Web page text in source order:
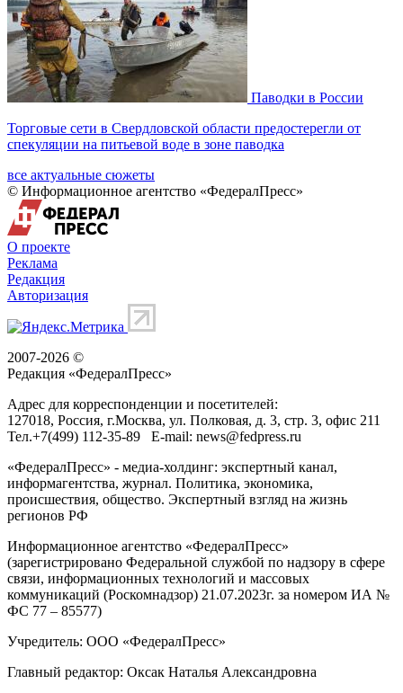
Паводки в России
Торговые сети в Свердловской области предостерегли от
спекуляции на питьевой воде в зоне паводка
все актуальные сюжеты
© Информационное агентство «ФедералПресс»
О проекте
Реклама
Редакция
Авторизация
2007-2026 ©
Редакция «ФедералПресс»
Адрес для корреспонденции и посетителей:
127018, Россия, г.Москва, ул. Полковая, д. 3, стр. 3, офис 211
Тел.+7(499) 112-35-89 E-mail: news@fedpress.ru
«ФедералПресс» - медиа-холдинг: экспертный канал,
информагентства, журнал. Политика, экономика,
происшествия, общество. Экспертный взгляд на жизнь
регионов РФ
Информационное агентство «ФедералПресс»
(зарегистрировано Федеральной службой по надзору в сфере
связи, информационных технологий и массовых
коммуникаций (Роскомнадзор) 21.07.2023г. за номером ИА №
ФС 77 – 85577)
Учредитель: ООО «ФедералПресс»
Главный редактор: Оксак Наталья Александровна